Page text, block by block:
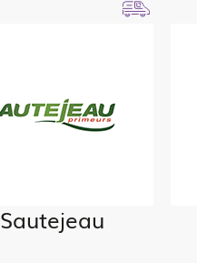
Sautejeau